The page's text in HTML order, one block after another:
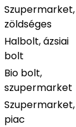
Szupermarket,
zöldséges
Halbolt, ázsiai
bolt
Bio bolt,
szupermarket
Szupermarket,
piac